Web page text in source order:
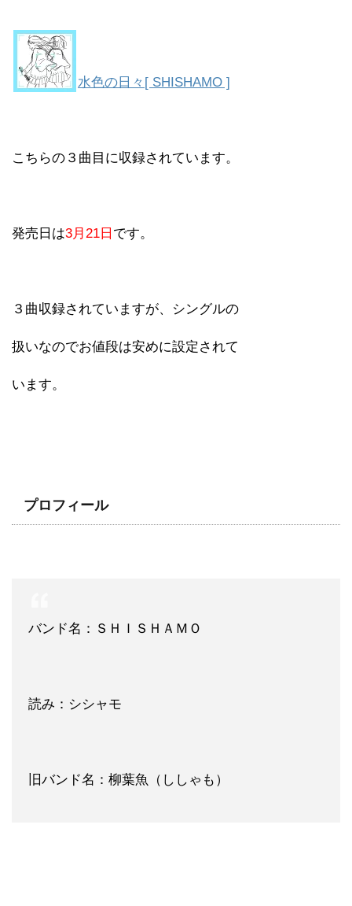
水色の日々[ SHISHAMO ]
こちらの３曲目に収録されています。
発売日は3月21日 です。
３曲収録されていますが、シングルの
扱いなのでお値段は安めに設定されて
います。
プロフィール
バンド名：ＳＨＩＳＨＡＭＯ
読み：シシャモ
旧バンド名：柳葉魚（ししゃも）